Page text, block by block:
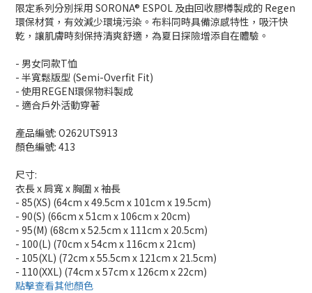
限定系列分別採用 SORONA® ESPOL 及由回收膠樽製成的 Regen
環保材質，有效減少環境污染。布料同時具備涼感特性，吸汗快
乾，讓肌膚時刻保持清爽舒適，為夏日探險增添自在體驗。
- 男女同款T恤
- 半寬鬆版型 (Semi-Overfit Fit)
- 使用REGEN環保物料製成
- 適合戶外活動穿著
產品編號: O262UTS913
顏色編號: 413
尺寸:
衣長 x 肩寬 x 胸圍 x 袖長
- 85(XS) (64cm x 49.5cm x 101cm x 19.5cm)
- 90(S) (66cm x 51cm x 106cm x 20cm)
- 95(M) (68cm x 52.5cm x 111cm x 20.5cm)
- 100(L) (70cm x 54cm x 116cm x 21cm)
- 105(XL) (72cm x 55.5cm x 121cm x 21.5cm)
- 110(XXL) (74cm x 57cm x 126cm x 22cm)
點擊查看其他顏色